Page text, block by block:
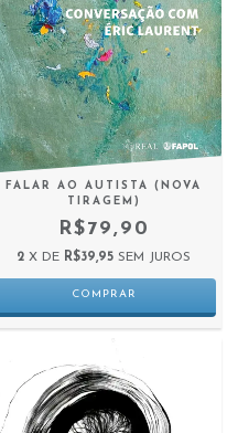
FALAR AO AUTISTA (NOVA
TIRAGEM)
R$79,90
2 X DE R$39,95 SEM JUROS